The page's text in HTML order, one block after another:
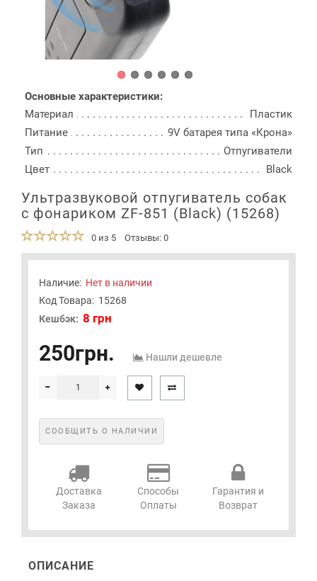
Основные характеристики:
Материал
Пластик
Питание
9V батарея типа «Крона»
Тип
Отпугиватели
Цвет
Black
Ультразвуковой отпугиватель собак
с фонариком ZF-851 (Black) (15268)
0 из 5 Отзывы: 0
Наличие: Нет в наличии
Код Товара: 15268
Кешбэк: 8 грн
250грн. Нашли дешевле
СООБЩИТЬ О НАЛИЧИИ
Доставка
Заказа
Способы
Оплаты
Гарантия и
Возврат
ОПИСАНИЕ